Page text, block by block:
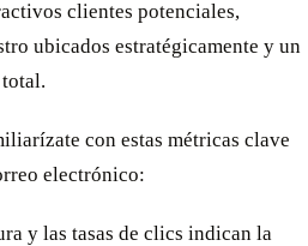
clientes potenciales,
ubicados estratégicamente y un
con estas métricas clave
electrónico:
y las tasas de clics indican la